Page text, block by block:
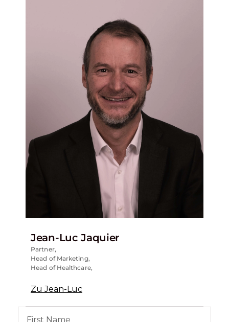
Jean-Luc Jaquier
Partner,
Head of Marketing,
Head of Healthcare,
Zu Jean-Luc